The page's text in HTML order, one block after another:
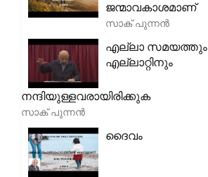
ജന്മാവകാശമാണ്
സാക് പുന്നൻ
എല്ലാ സമയത്തും
എല്ലാറ്റിനും
നന്ദിയുള്ളവരായിരിക്കുക
സാക് പുന്നൻ
ദൈവം